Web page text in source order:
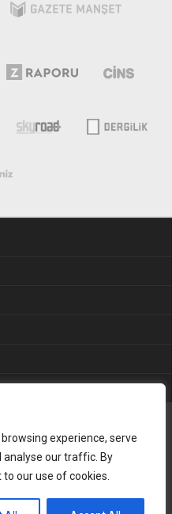
experience, serve
analyse our traffic. By
our use of cookies.
hakkı sakldır.